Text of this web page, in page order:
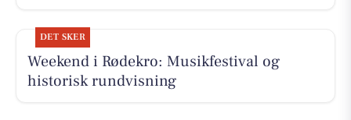
DET SKER
Weekend i Rødekro: Musikfestival og
historisk rundvisning